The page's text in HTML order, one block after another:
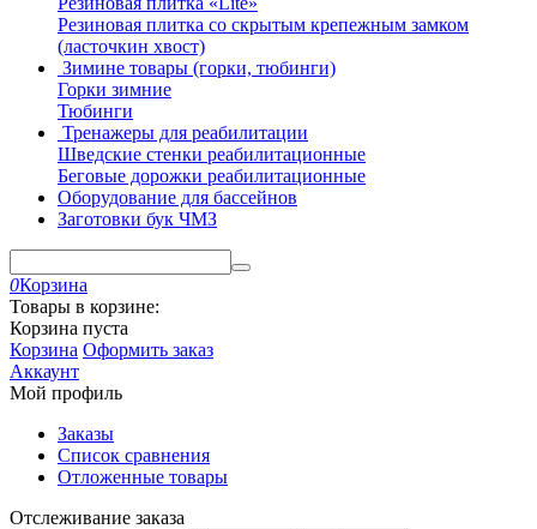
Резиновая плитка со скрытым крепежным замком
(ласточкин хвост)
Зимине товары (горки, тюбинги)
Горки зимние
Тюбинги
Тренажеры для реабилитации
Шведские стенки реабилитационные
Беговые дорожки реабилитационные
Оборудование для бассейнов
Заготовки бук ЧМЗ
0Корзина
Товары в корзине:
Корзина пуста
Корзина Оформить заказ
Аккаунт
Мой профиль
Заказы
Список сравнения
Отложенные товары
Отслеживание заказа